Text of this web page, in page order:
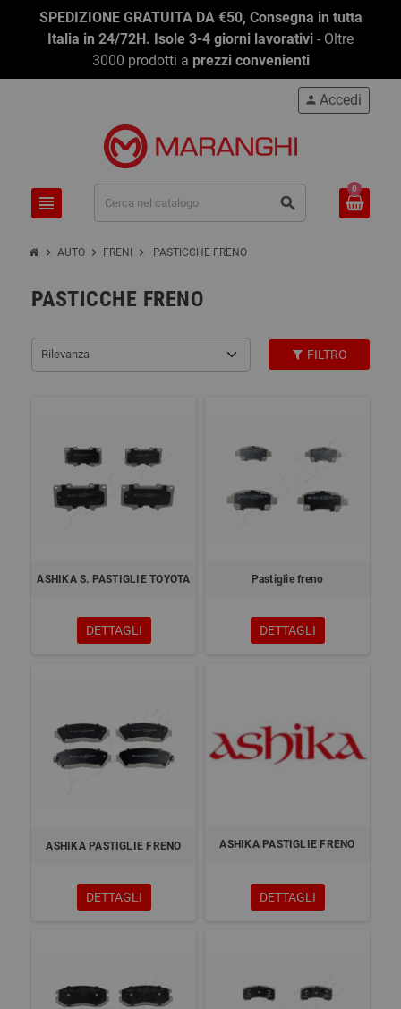
SPEDIZIONE GRATUITA DA €50, Consegna in tutta
Italia in 24/72H. Isole 3-4 giorni lavorativi - Oltre
3000 prodotti a prezzi convenienti
view_headline search
person Accedi
0
chevron_right AUTO chevron_right FRENI chevron_right PASTICCHE FRENO
PASTICCHE FRENO
Rilevanza FILTRO
ASHIKA S. PASTIGLIE TOYOTA
DETTAGLI
Pastiglie freno
DETTAGLI
ASHIKA PASTIGLIE FRENO
DETTAGLI
ASHIKA PASTIGLIE FRENO
DETTAGLI